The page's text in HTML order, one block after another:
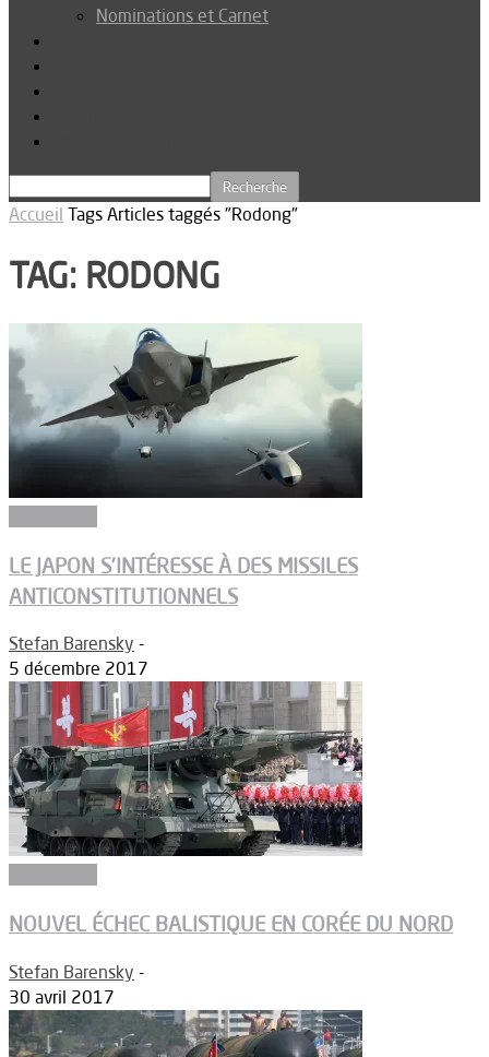
Nominations et Carnet
Accueil Tags Articles taggés "Rodong"
TAG: RODONG
LE JAPON S’INTÉRESSE À DES MISSILES
ANTICONSTITUTIONNELS
Stefan Barensky -
5 décembre 2017
NOUVEL ÉCHEC BALISTIQUE EN CORÉE DU NORD
Stefan Barensky -
30 avril 2017